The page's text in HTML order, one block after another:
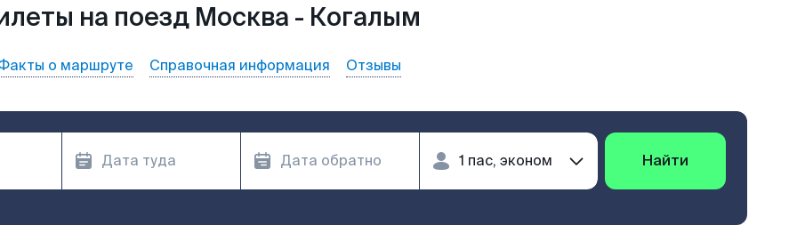
на поезд Москва - Когалым
о маршруте Справочная информация Отзывы
Найти